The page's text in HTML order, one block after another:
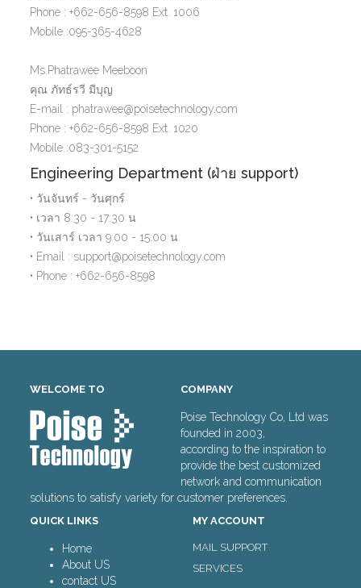
Phone : +662-656-8598 Ext. 1006
Mobile :095-365-4628
Ms.Phatrawee Meeboon
คุณ ภัทธ์รวี มีบุญ
E-mail : phatrawee@poisetechnology.com
Phone : +662-656-8598 Ext. 1020
Mobile :083-301-5152
Engineering Department (ฝ่าย support)
• วันจันทร์ - วันศุกร์
• เวลา 8:30 - 17:30 น
• วันเสาร์ เวลา 9:00 - 15:00 น
• Email : support@poisetechnology.com
• Phone : +662-656-8598
WELCOME TO COMPANY
Poise Technology Co, Ltd was
founded in 2003,
according to the inspiration to
provide the best customized
network and communication
solutions to satisfy variety for customer preferences.
QUICK LINKS
Home
About US
contact US
MY ACCOUNT
MAIL SUPPORT
SERVICES